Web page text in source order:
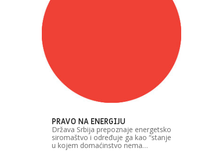
PRAVO NA ENERGIJU
Država Srbija prepoznaje energetsko
siromaštvo i određuje ga kao “stanje
u kojem domaćinstvo nema…